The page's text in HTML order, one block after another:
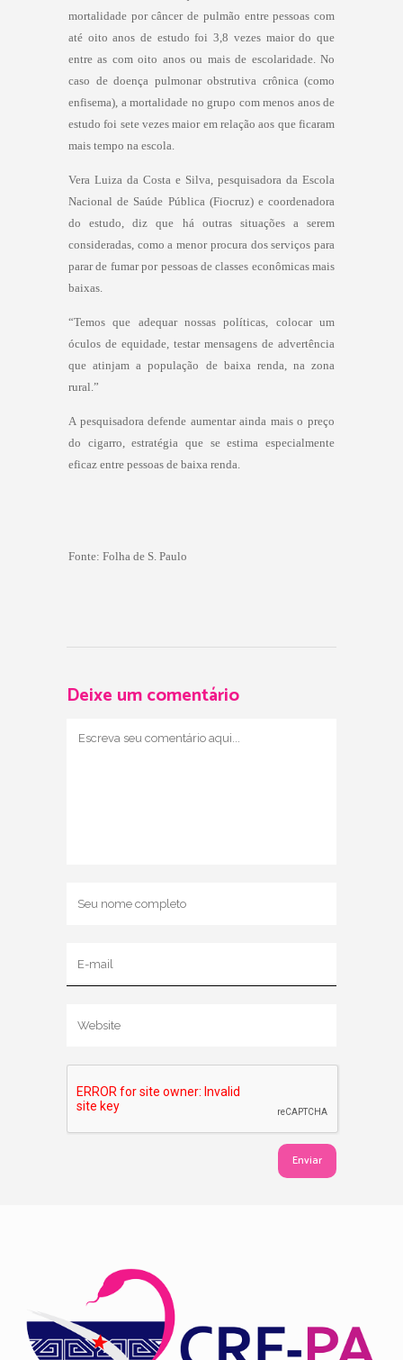
mortalidade por câncer de pulmão entre pessoas com
até oito anos de estudo foi 3,8 vezes maior do que
entre as com oito anos ou mais de escolaridade. No
caso de doença pulmonar obstrutiva crônica (como
enfisema), a mortalidade no grupo com menos anos de
estudo foi sete vezes maior em relação aos que ficaram
mais tempo na escola.
Vera Luiza da Costa e Silva, pesquisadora da Escola
Nacional de Saúde Pública (Fiocruz) e coordenadora
do estudo, diz que há outras situações a serem
consideradas, como a menor procura dos serviços para
parar de fumar por pessoas de classes econômicas mais
baixas.
“Temos que adequar nossas políticas, colocar um
óculos de equidade, testar mensagens de advertência
que atinjam a população de baixa renda, na zona
rural.”
A pesquisadora defende aumentar ainda mais o preço
do cigarro, estratégia que se estima especialmente
eficaz entre pessoas de baixa renda.
Fonte: Folha de S. Paulo
Deixe um comentário